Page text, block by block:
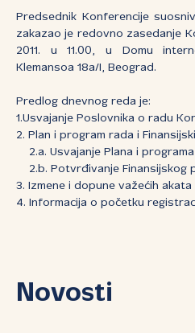
Predsednik Konferencije
zakazao je redovno zasedanje
2011. u 11.00, u Domu
Klemansoa 18a/I, Beograd.
Predlog dnevnog reda je:
1.Usvajanje Poslovnika o radu
2. Plan i program rada i
2.a. Usvajanje Plana i
2.b. Potvrđivanje Finansijskog
3. Izmene i dopune važećih akata
4. Informacija o početku
Novosti